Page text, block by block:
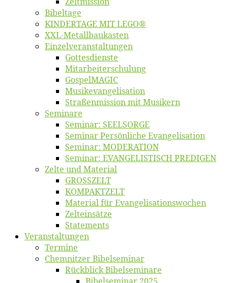
Bi­bel­ta­ge
KINDERTAGE MIT LEGO®
XXL-Me­­tal­l­­bau­­kas­­ten
Einzelver­an­stal­tungen
Got­tes­diens­te
Mitarbeiter­schulung
Gos­pel­MA­GIC
Musikevan­ge­li­sa­tion
Straßenmis­sion mit Musikern
Se­mi­na­re
Se­mi­nar: SEELSORGE
Se­mi­nar Per­sön­li­che Evangelisation
Se­mi­nar: MODERATION
Se­mi­nar: EVANGELISTISCH PREDIGEN
Zel­te und Material
GROSSZELT
KOMPAKTZELT
Ma­te­ri­al für Evangelisationswochen
Zelt­ein­sät­ze
State­ments
Ver­an­stal­tun­gen
Ter­mi­ne
Chemnit­zer Bibelseminar
Rück­blick Bibelseminare